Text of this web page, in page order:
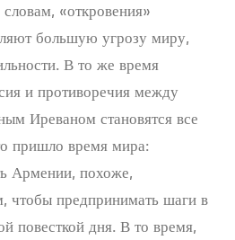
«откровения»
большую угрозу миру,
В то же время
и противоречия между
Иреваном становятся все
пришло время мира:
Армении, похоже,
чтобы предпринимать шаги в
повесткой дня. В то время,